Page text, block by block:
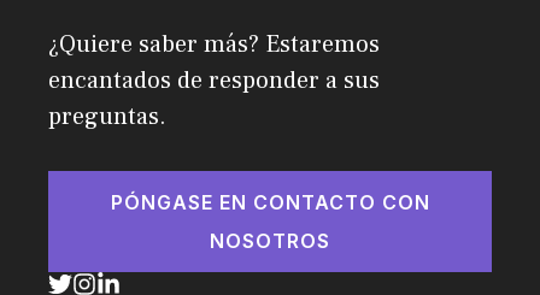
¿Quiere saber más? Estaremos
encantados de responder a sus
preguntas.
PÓNGASE EN CONTACTO CON
NOSOTROS